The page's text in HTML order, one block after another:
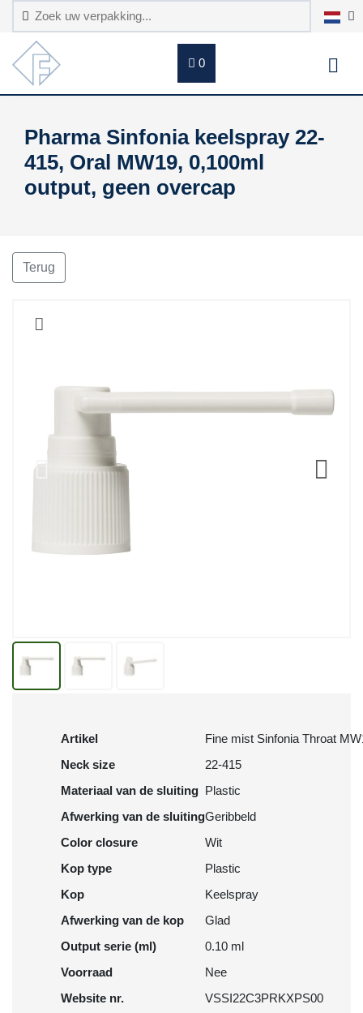
0
Pharma Sinfonia keelspray 22-
415, Oral MW19, 0,100ml
output, geen overcap
Terug
Artikel
Fine mist Sinfonia Throat
Neck size
22-415
Materiaal van de sluiting Plastic
Afwerking van de sluitingGeribbeld
Color closure
Wit
Kop type
Plastic
Kop
Keelspray
Afwerking van de kop
Glad
Output serie (ml)
0.10 ml
Voorraad
Nee
Website nr.
VSSI22C3PRKXPS00